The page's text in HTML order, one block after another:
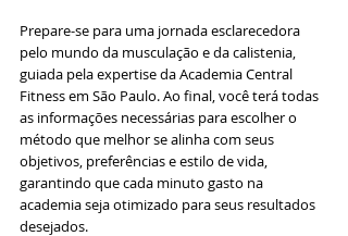
Prepare-se para uma jornada esclarecedora
pelo mundo da musculação e da calistenia,
guiada pela expertise da Academia Central
Fitness em São Paulo. Ao final, você terá todas
as informações necessárias para escolher o
método que melhor se alinha com seus
objetivos, preferências e estilo de vida,
garantindo que cada minuto gasto na
academia seja otimizado para seus resultados
desejados.